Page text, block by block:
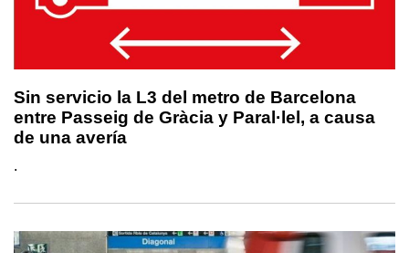
Sin servicio la L3 del metro de Barcelona
entre Passeig de Gràcia y Paral·lel, a causa
de una avería
.